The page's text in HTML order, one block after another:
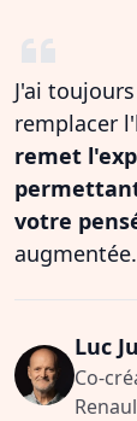
J'ai
remplacer
remet
votre
augmentée.
Luc
Co-